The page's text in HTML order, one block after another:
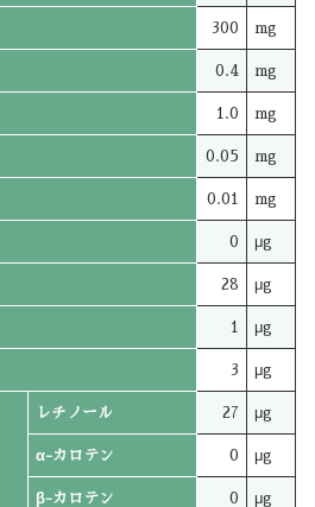
300 mg
0.4 mg
1.0 mg
0.05 mg
0.01 mg
0 μg
28 μg
1 μg
3 μg
レチノール 27 μg
α-カロテン 0 μg
β-カロテン 0 μg